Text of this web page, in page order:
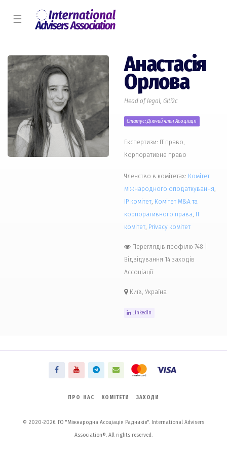
☰
Анастасія
Орлова
Head of legal, Giti2c
Статус: Діючий член Асоціації
Експертизи: IT право,
Корпоративне право
Членство в комітетах: Комiтет
міжнародного оподаткування,
IP комiтет, Комiтет M&A та
корпоративного права, IT
комiтет, Privacy комiтет
Переглядів профілю 748
Відвідування 14 заходів
Ассоціації
Київ, Україна
LinkedIn
ПРО НАС КОМІТЕТИ ЗАХОДИ
© 2020-2026. ГО "Міжнародна Асоціація Радників". International Advisers
Association®. All rights reserved.